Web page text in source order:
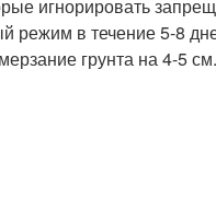
области
игнорировать
режим в течение 5-8
грунта на 4-5 см.